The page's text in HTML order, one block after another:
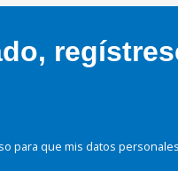
para que mis datos